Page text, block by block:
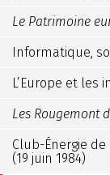
Le Patrimoine
Informatique,
L’Europe et les
Les Rougemont
Club-Énergie de
(19 juin 1984)